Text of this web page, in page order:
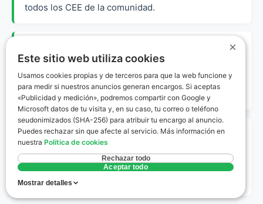
todos los CEE de la comunidad.
Conjunto de cerramientos (muros, ventanas,
cubiertas) que separan el interior de la vivienda del
ambiente exterior.
Calificación Energética
Escala de letras de la A a la G que indica el nivel de
emisiones de CO2 y consumo de energía primaria
no renovable de un edificio.
×
Este sitio web utiliza cookies
Usamos cookies propias y de terceros para que la web funcione y
para medir si nuestros anuncios generan encargos. Si aceptas
«Publicidad y medición», podremos compartir con Google y
Microsoft datos de tu visita y, en su caso, tu correo o teléfono
seudonimizados (SHA-256) para atribuir tu encargo al anuncio.
Puedes rechazar sin que afecte al servicio. Más información en
nuestra Política de cookies
Rechazar todo
Aceptar todo
Mostrar detalles